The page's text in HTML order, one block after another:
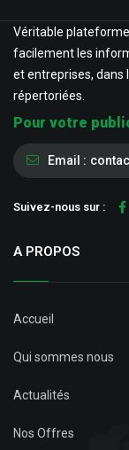
Véritable
facilement les
et entreprises, dans
répertoriées.
Pour votre
Email :
Suivez-nous sur :
A PROPOS
Accueil
Qui sommes nous
Actualités
Nos Offres